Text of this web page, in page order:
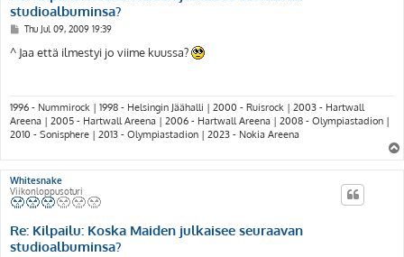
studioalbuminsa?
P
s
t
Thu Jul 09, 2009 19:39
^ Jaa että ilmestyi jo viime kuussa?
1996 - Nummirock | 1998 - Helsingin Jäähalli | 2000 - Ruisrock | 2003 - Hartwall
Areena | 2005 - Hartwall Areena | 2006 - Hartwall Areena | 2008 - Olympiastadion |
2010 - Sonisphere | 2013 - Olympiastadion | 2023 - Nokia Areena
Whitesnake
Viikonloppusoturi
Re: Kilpailu: Koska Maiden julkaisee seuraavan
studioalbuminsa?